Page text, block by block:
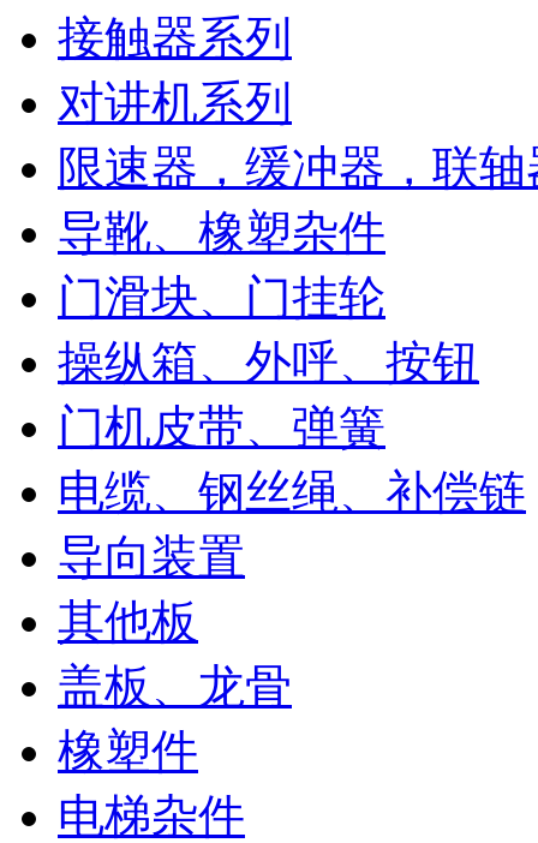
接触器系列
对讲机系列
限速器，缓冲器，联轴
导靴、橡塑杂件
门滑块、门挂轮
操纵箱、外呼、按钮
门机皮带、弹簧
电缆、钢丝绳、补偿链
导向装置
其他板
盖板、龙骨
橡塑件
电梯杂件